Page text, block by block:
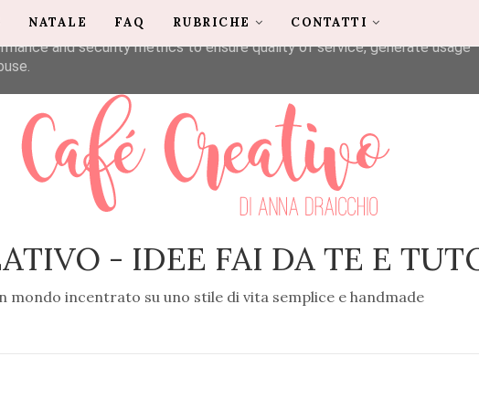
- IDEE FAI DA TE E
mondo incentrato su uno stile di vita semplice e handmade
NATALE FAQ RUBRICHE CONTATTI
its services and to analyze traffic. Your IP address and user-agent
and security metrics to ensure quality of service, generate usage